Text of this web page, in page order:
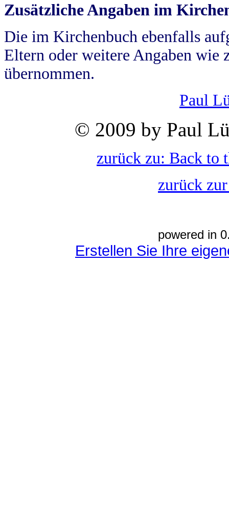
Zusätzliche Angaben im
Die im Kirchenbuch ebenfalls
Eltern oder weitere Angaben wie
übernommen.
Paul
© 2009 by Paul
zurück zu: Back to
zurück
powered in
Erstellen Sie Ihre